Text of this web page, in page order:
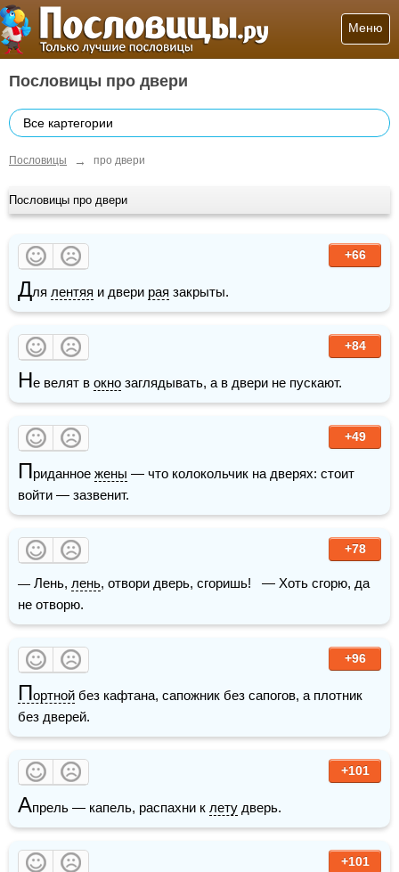
Меню
Пословицы про двери
Все картегории
Пословицы → про двери
Пословицы про двери
+66
Для лентяя и двери рая закрыты.
+84
Не велят в окно заглядывать, а в двери не пускают.
+49
Приданное жены — что колокольчик на дверях: стоит
войти — зазвенит.
+78
— Лень, лень, отвори дверь, сгоришь!   — Хоть сгорю, да
не отворю.
+96
Портной без кафтана, сапожник без сапогов, а плотник
без дверей.
+101
Апрель — капель, распахни к лету дверь.
+101